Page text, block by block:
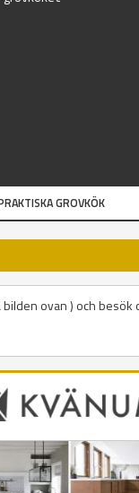
GROVKÖK
ovan ) och besök